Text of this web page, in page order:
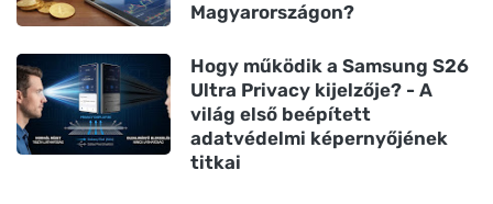
Magyarországon?
Hogy működik a Samsung S26
Ultra Privacy kijelzője? - A
világ első beépített
adatvédelmi képernyőjének
titkai